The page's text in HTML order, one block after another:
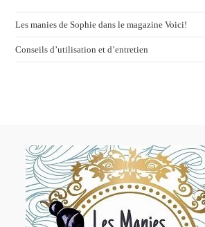
Les manies de Sophie dans le magazine Voici!
Conseils d’utilisation et d’entretien